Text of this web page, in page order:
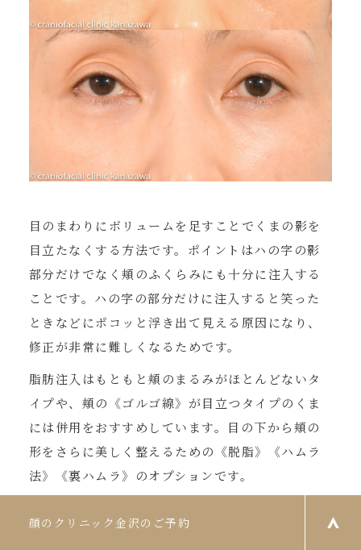
目のまわりにボリュームを足すことでくまの影を
目立たなくする方法です。ポイントはハの字の影
部分だけでなく頬のふくらみにも十分に注入する
ことです。ハの字の部分だけに注入すると笑った
ときなどにポコッと浮き出て見える原因になり、
修正が非常に難しくなるためです。
脂肪注入はもともと頬のまるみがほとんどないタ
イプや、頬の《ゴルゴ線》が目立つタイプのくま
には併用をおすすめしています。目の下から頬の
形をさらに美しく整えるための《脱脂》《ハムラ
法》《裏ハムラ》のオプションです。
こけ、ほうれい線、マリオネットラインなどへの